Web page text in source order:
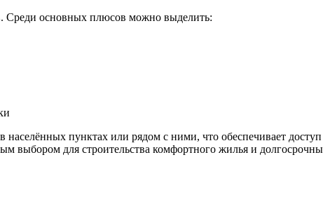
Среди основных плюсов можно выделить:
пунктах или рядом с ними, что обеспечивает
выбором для строительства комфортного жилья и